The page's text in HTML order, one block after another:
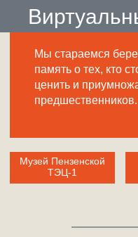
Мы стараемся
память о тех, кто
ценить и
Музей Пензенской
ТЭЦ-1